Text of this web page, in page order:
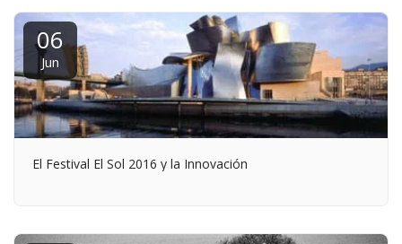
06
Jun
El Festival El Sol 2016 y la Innovación